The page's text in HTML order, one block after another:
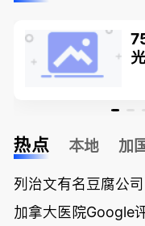
热点 本地 加
列治文有名豆腐公
加拿大医院Google